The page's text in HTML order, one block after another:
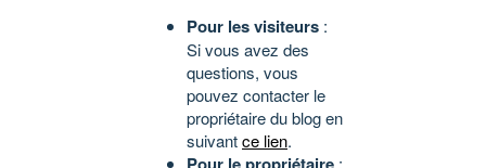
Pour les visiteurs :
Si vous avez des
questions, vous
pouvez contacter le
propriétaire du blog en
suivantce lien.
: